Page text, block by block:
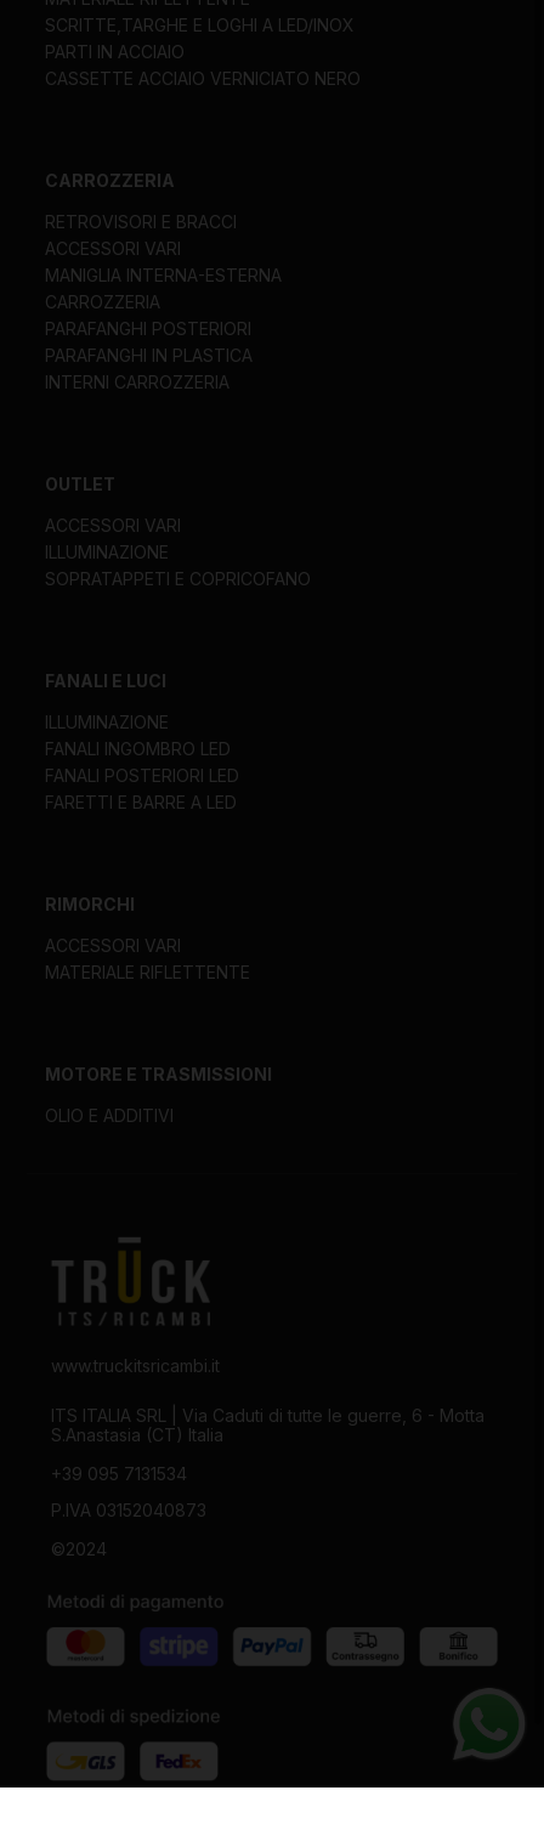
SCRITTE,TARGHE E LOGHI A LED/INOX
PARTI IN ACCIAIO
CASSETTE ACCIAIO VERNICIATO NERO
CARROZZERIA
RETROVISORI E BRACCI
ACCESSORI VARI
MANIGLIA INTERNA-ESTERNA
CARROZZERIA
PARAFANGHI POSTERIORI
PARAFANGHI IN PLASTICA
INTERNI CARROZZERIA
OUTLET
ACCESSORI VARI
ILLUMINAZIONE
SOPRATAPPETI E COPRICOFANO
FANALI E LUCI
ILLUMINAZIONE
FANALI INGOMBRO LED
FANALI POSTERIORI LED
FARETTI E BARRE A LED
RIMORCHI
ACCESSORI VARI
MATERIALE RIFLETTENTE
MOTORE E TRASMISSIONI
OLIO E ADDITIVI
www.truckitsricambi.it
ITS ITALIA SRL | Via Caduti di tutte le guerre, 6 - Motta
S.Anastasia (CT) Italia
+39 095 7131534
P.IVA 03152040873
©2024